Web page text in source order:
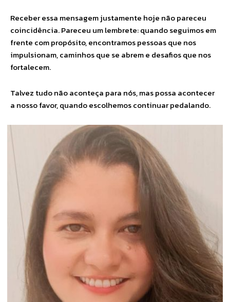
Receber essa mensagem justamente hoje não pareceu
coincidência. Pareceu um lembrete: quando seguimos em
frente com propósito, encontramos pessoas que nos
impulsionam, caminhos que se abrem e desafios que nos
fortalecem.
Talvez tudo não aconteça para nós, mas possa acontecer
a nosso favor, quando escolhemos continuar pedalando.